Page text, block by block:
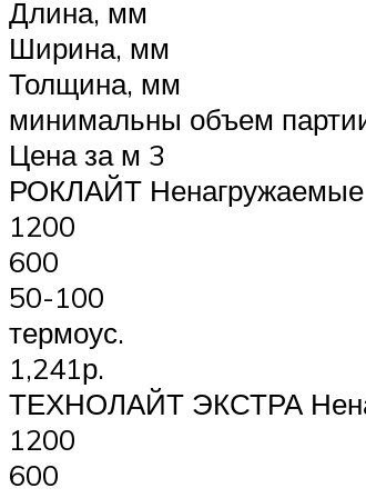
Длина, мм
Ширина, мм
Толщина, мм
минимальны объем
Цена за м 3
РОКЛАЙТ Ненагружаемые
1200
600
50-100
термоус.
1,241р.
ТЕХНОЛАЙТ ЭКСТРА
1200
600